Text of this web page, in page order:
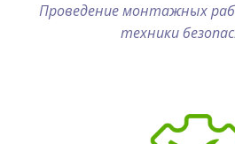
Проведение монтажных
техники